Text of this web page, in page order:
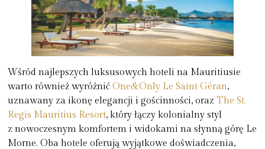
Wśród najlepszych luksusowych hoteli na Mauritiusie
warto również wyróżnićOne&Only Le Saint Géran,
uznawany za ikonę elegancji i gościnności, orazThe St.
Regis Mauritius Resort, który łączy kolonialny styl
z nowoczesnym komfortem i widokami na słynną górę Le
Morne. Oba hotele oferują wyjątkowe doświadczenia,